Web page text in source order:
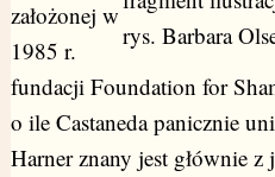
rys. Barbara
założonej w
1985 r.
fundacji Foundation for
o ile Castaneda panicznie
Harner znany jest głównie